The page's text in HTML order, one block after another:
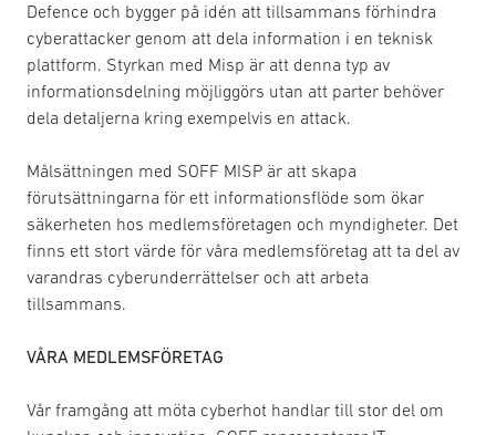
Defence och bygger på idén att tillsammans förhindra
cyberattacker genom att dela information i en teknisk
plattform. Styrkan med Misp är att denna typ av
informationsdelning möjliggörs utan att parter behöver
dela detaljerna kring exempelvis en attack.
Målsättningen med SOFF MISP är att skapa
förutsättningarna för ett informationsflöde som ökar
säkerheten hos medlemsföretagen och myndigheter. Det
finns ett stort värde för våra medlemsföretag att ta del av
varandras cyberunderrättelser och att arbeta
tillsammans.
VÅRA MEDLEMSFÖRETAG
Vår framgång att möta cyberhot handlar till stor del om